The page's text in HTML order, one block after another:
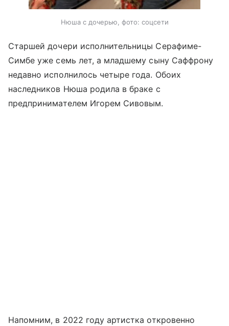
Нюша с дочерью, фото: соцсети
Старшей дочери исполнительницы Серафиме-
Симбе уже семь лет, а младшему сыну Саффрону
недавно исполнилось четыре года. Обоих
наследников Нюша родила в браке с
предпринимателем Игорем Сивовым.
Напомним, в 2022 году артистка откровенно